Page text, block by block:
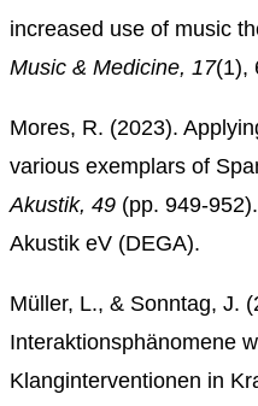
increased use of music
Music & Medicine, 17(1),
Mores, R. (2023).
various exemplars of
Akustik, 49 (pp. 949-
Akustik eV (DEGA).
Müller, L., & Sonntag, J.
Interaktionsphänomene
Klanginterventionen in